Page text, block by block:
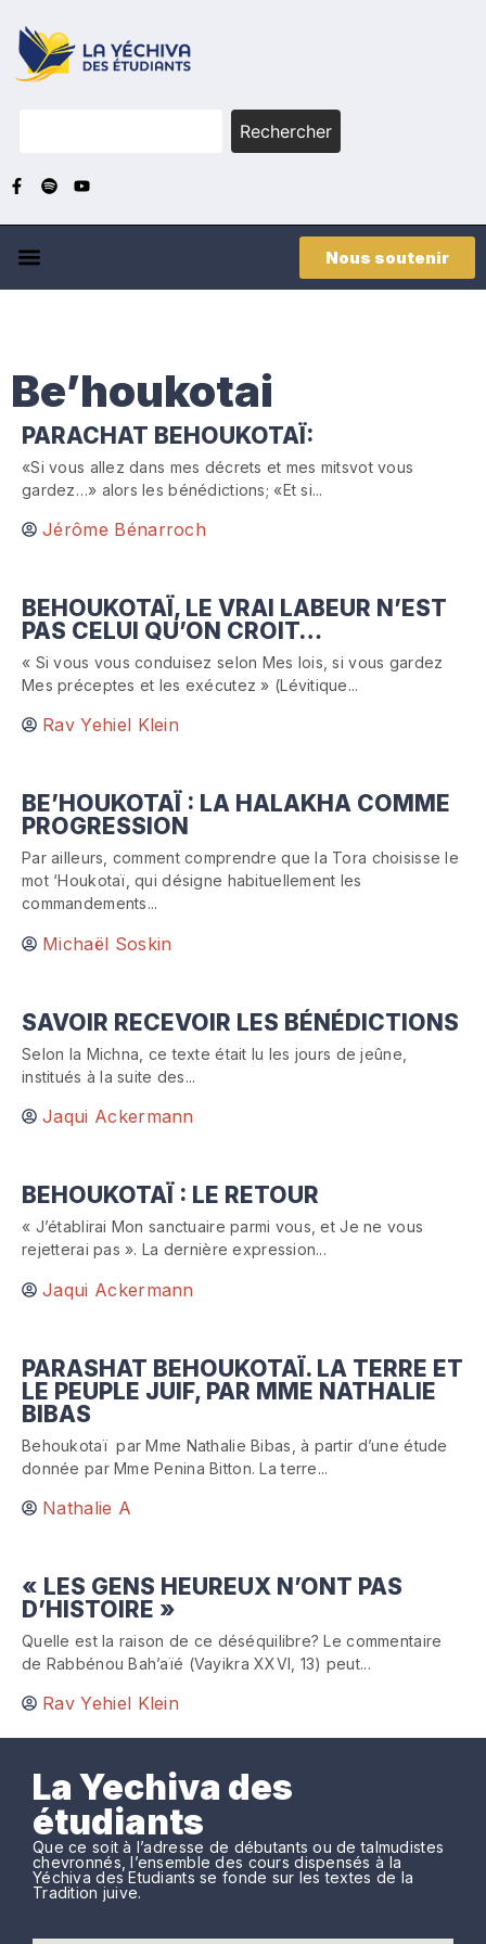
Rechercher
Nous soutenir
Be’houkotai
PARACHAT BEHOUKOTAÏ:
«Si vous allez dans mes décrets et mes mitsvot vous
gardez…» alors les bénédictions; «Et si...
Jérôme Bénarroch
BEHOUKOTAÏ, LE VRAI LABEUR N’EST
PAS CELUI QU’ON CROIT…
« Si vous vous conduisez selon Mes lois, si vous gardez
Mes préceptes et les exécutez » (Lévitique...
Rav Yehiel Klein
BE’HOUKOTAÏ : LA HALAKHA COMME
PROGRESSION
Par ailleurs, comment comprendre que la Tora choisisse le
mot ‘Houkotaï, qui désigne habituellement les
commandements...
Michaël Soskin
SAVOIR RECEVOIR LES BÉNÉDICTIONS
Selon la Michna, ce texte était lu les jours de jeûne,
institués à la suite des...
Jaqui Ackermann
BEHOUKOTAÏ : LE RETOUR
« J’établirai Mon sanctuaire parmi vous, et Je ne vous
rejetterai pas ». La dernière expression...
Jaqui Ackermann
PARASHAT BEHOUKOTAÏ. LA TERRE ET
LE PEUPLE JUIF, PAR MME NATHALIE
BIBAS
Behoukotaï par Mme Nathalie Bibas, à partir d’une étude
donnée par Mme Penina Bitton. La terre...
Nathalie A
« LES GENS HEUREUX N’ONT PAS
D’HISTOIRE »
Quelle est la raison de ce déséquilibre? Le commentaire
de Rabbénou Bah’aïé (Vayikra XXVI, 13) peut...
Rav Yehiel Klein
La Yechiva des
étudiants
Que ce soit à l’adresse de débutants ou de talmudistes
chevronnés, l’ensemble des cours dispensés à la
Yéchiva des Etudiants se fonde sur les textes de la
Tradition juive.